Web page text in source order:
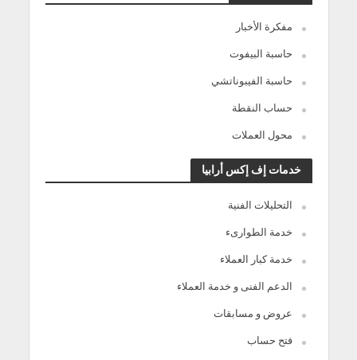
مفكرة الأخبار
حاسبة البيفوت
حاسبة الفيبوناتشي
حساب النقطة
محول العملات
خدمات إف إكس أرابيا
التحليلات الفنية
خدمة الطوارىء
خدمة كبار العملاء
الدعم الفنى و خدمة العملاء
عروض و مسابقات
فتح حساب